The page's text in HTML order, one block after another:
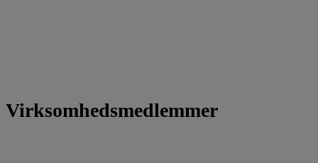
Virksomhedsmedlemmer